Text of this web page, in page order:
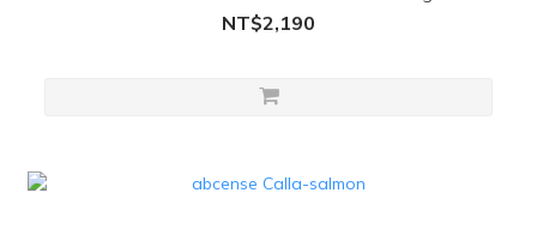
NT$2,190